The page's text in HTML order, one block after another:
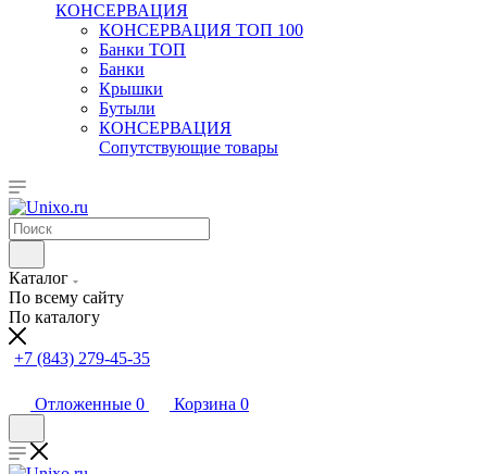
КОНСЕРВАЦИЯ
КОНСЕРВАЦИЯ ТОП 100
Банки ТОП
Банки
Крышки
Бутыли
КОНСЕРВАЦИЯ
Сопутствующие товары
Каталог
По всему сайту
По каталогу
+7 (843) 279-45-35
Отложенные 0 Корзина 0